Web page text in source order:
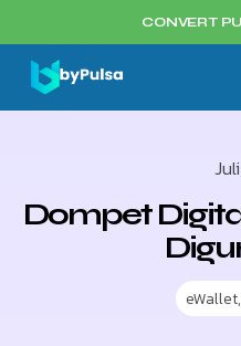
CONVERT
Dompet
eWallet,